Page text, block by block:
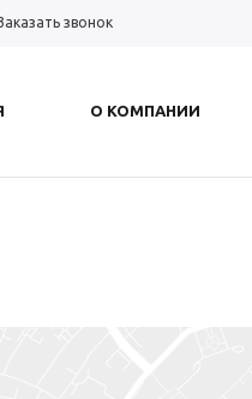
звонок
О КОМПАНИИ